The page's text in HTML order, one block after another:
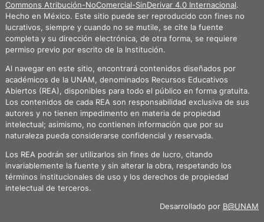
Commons Atribución-NoComercial-SinDerivar 4.0 Internacional.
Hecho en México. Este sitio puede ser reproducido con fines no
lucrativos, siempre y cuando no se mutile, se cite la fuente
completa y su dirección electrónica, de otra forma, se requiere
permiso previo por escrito de la Institución.
Al navegar en este sitio, encontrará contenidos diseñados por
académicos de la UNAM, denominados Recursos Educativos
Abiertos (REA), disponibles para todo el público en forma gratuita.
Los contenidos de cada REA son responsabilidad exclusiva de sus
autores y no tienen impedimento en materia de propiedad
intelectual; asimismo, no contienen información que por su
naturaleza pueda considerarse confidencial y reservada.
Los REA podrán ser utilizarlos sin fines de lucro, citando
invariablemente la fuente y sin alterar la obra, respetando los
términos institucionales de uso y los derechos de propiedad
intelectual de terceros.
Desarrollado por B@UNAM